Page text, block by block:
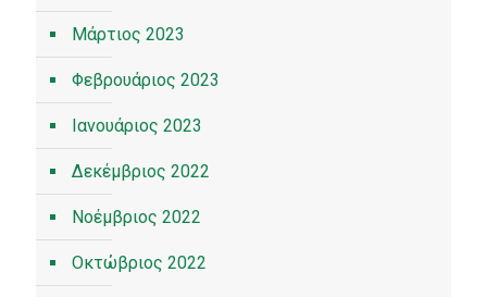
Μάρτιος 2023
Φεβρουάριος 2023
Ιανουάριος 2023
Δεκέμβριος 2022
Νοέμβριος 2022
Οκτώβριος 2022